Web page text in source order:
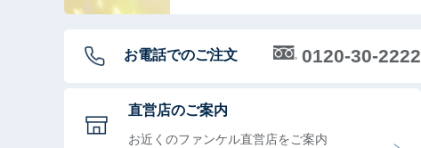
お電話でのご注文 0120-30-2222
直営店のご案内
お近くのファンケル直営店をご案内